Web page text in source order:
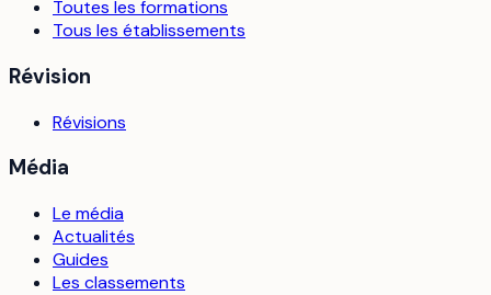
Toutes les formations
Tous les établissements
Révision
Révisions
Média
Le média
Actualités
Guides
Les classements